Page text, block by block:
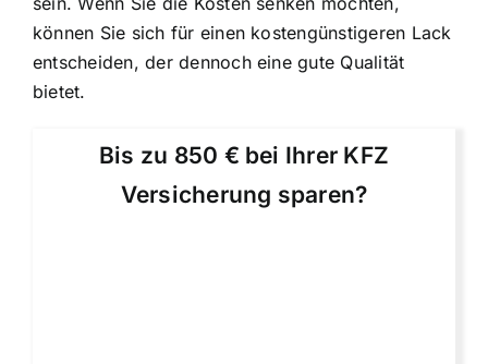
können Sie sich für einen kostengünstigeren Lack
entscheiden, der dennoch eine gute Qualität
bietet.
Bis zu 850 € bei Ihrer KFZ
Versicherung sparen?